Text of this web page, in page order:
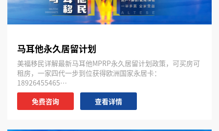
马耳他永久居留计划
美福移民详解最新马耳他MPRP永久居留计划政策，可买房可
租房，一家四代一步到位获得欧洲国家永居卡：
18926455465…
免费咨询
查看详情